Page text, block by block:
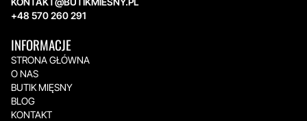
+48 570 260 291
INFORMACJE
STRONA GŁÓWNA
O NAS
BUTIK MIĘSNY
BLOG
KONTAKT